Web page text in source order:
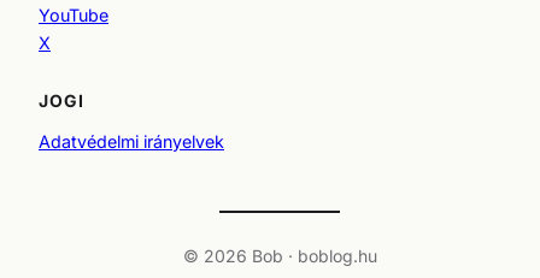
YouTube
X
JOGI
Adatvédelmi irányelvek
© 2026 Bob · boblog.hu